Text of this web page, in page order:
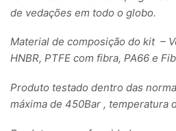
de vedações em todo o globo.
Material de composição do kit –
HNBR, PTFE com fibra, PA66 e
Produto testado dentro das
máxima de 450Bar , temperatura